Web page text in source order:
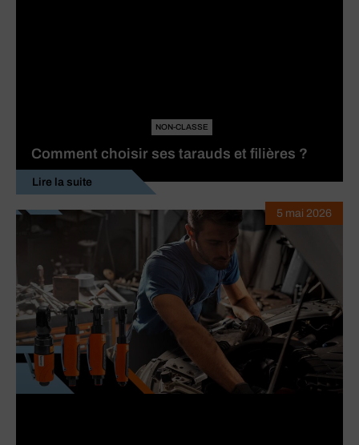
NON-CLASSE
Comment choisir ses tarauds et filières ?
Lire la suite
5 mai 2026